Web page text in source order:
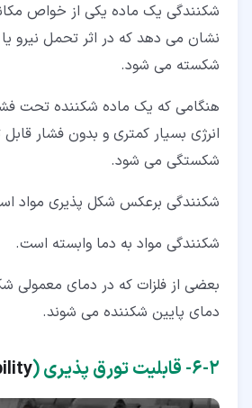
شکنندگی یک ماده یکی از خواص
نشان می دهد که در اثر تحمل نیرو یا
شکسته می شود.
هنگامی که یک ماده شکننده تحت
انرژی بسیار کمتری و بدون فشار
شکستگی می شود.
شکنندگی برعکس شکل پذیری مواد
شکنندگی مواد به دما وابسته است.
بعضی از فلزات که در دمای معمولی
دمای پایین شکننده می شوند.
۲‏-‏۶‏- قابلیت تورق پذیری (